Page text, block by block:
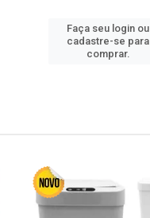
Faça seu login ou
cadastre-se para
comprar.